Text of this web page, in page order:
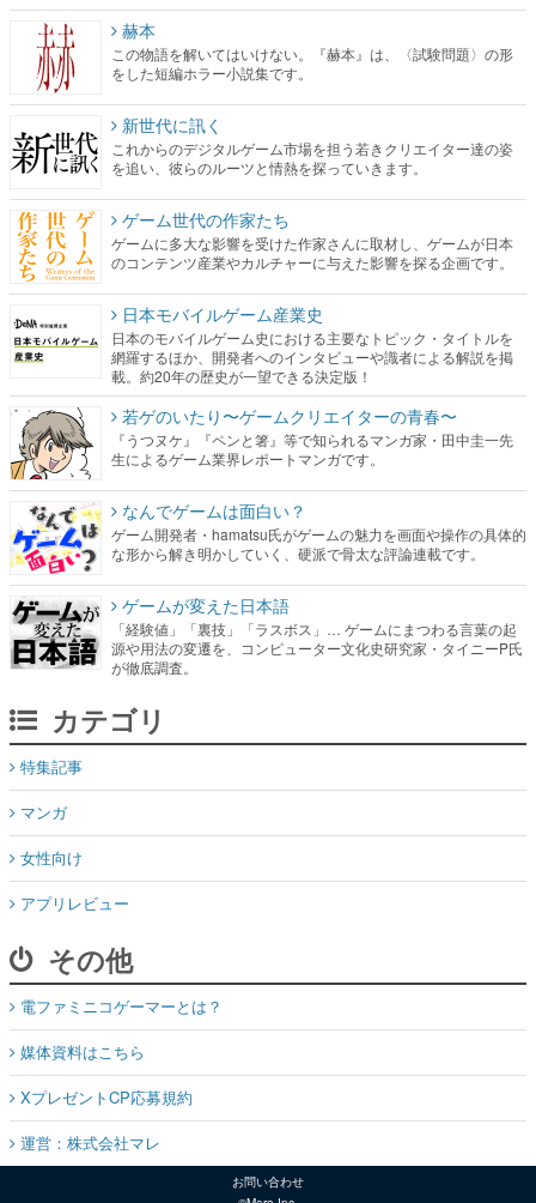
赫本
この物語を解いてはいけない。『赫本』は、〈試験問題〉の形
をした短編ホラー小説集です。
新世代に訊く
これからのデジタルゲーム市場を担う若きクリエイター達の姿
を追い、彼らのルーツと情熱を探っていきます。
ゲーム世代の作家たち
ゲームに多大な影響を受けた作家さんに取材し、ゲームが日本
のコンテンツ産業やカルチャーに与えた影響を探る企画です。
日本モバイルゲーム産業史
日本のモバイルゲーム史における主要なトピック・タイトルを
網羅するほか、開発者へのインタビューや識者による解説を掲
載。約20年の歴史が一望できる決定版！
若ゲのいたり〜ゲームクリエイターの青春〜
『うつヌケ』『ペンと箸』等で知られるマンガ家・田中圭一先
生によるゲーム業界レポートマンガです。
なんでゲームは面白い？
ゲーム開発者・hamatsu氏がゲームの魅力を画面や操作の具体的
な形から解き明かしていく、硬派で骨太な評論連載です。
ゲームが変えた日本語
「経験値」「裏技」「ラスボス」… ゲームにまつわる言葉の起
源や用法の変遷を、コンピューター文化史研究家・タイニーP氏
が徹底調査。
カテゴリ
特集記事
マンガ
女性向け
アプリレビュー
その他
電ファミニコゲーマーとは？
媒体資料はこちら
XプレゼントCP応募規約
運営：株式会社マレ
お問い合わせ